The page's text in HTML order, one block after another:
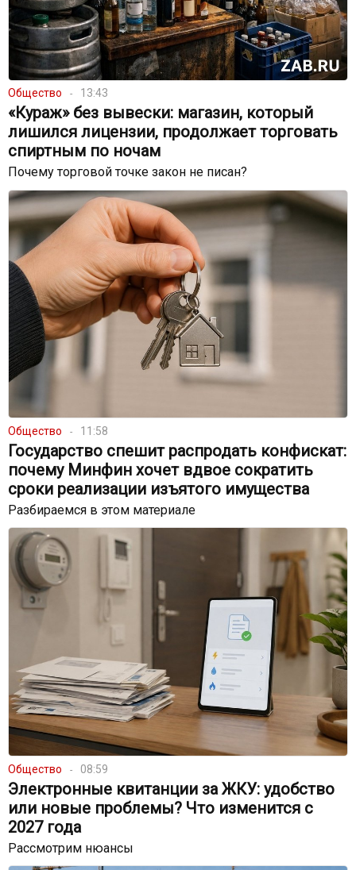
Общество 13:43
«Кураж» без вывески: магазин, который
лишился лицензии, продолжает торговать
спиртным по ночам
Почему торговой точке закон не писан?
Общество 11:58
Государство спешит распродать конфискат:
почему Минфин хочет вдвое сократить
сроки реализации изъятого имущества
Разбираемся в этом материале
Общество 08:59
Электронные квитанции за ЖКУ: удобство
или новые проблемы? Что изменится с
2027 года
Рассмотрим нюансы